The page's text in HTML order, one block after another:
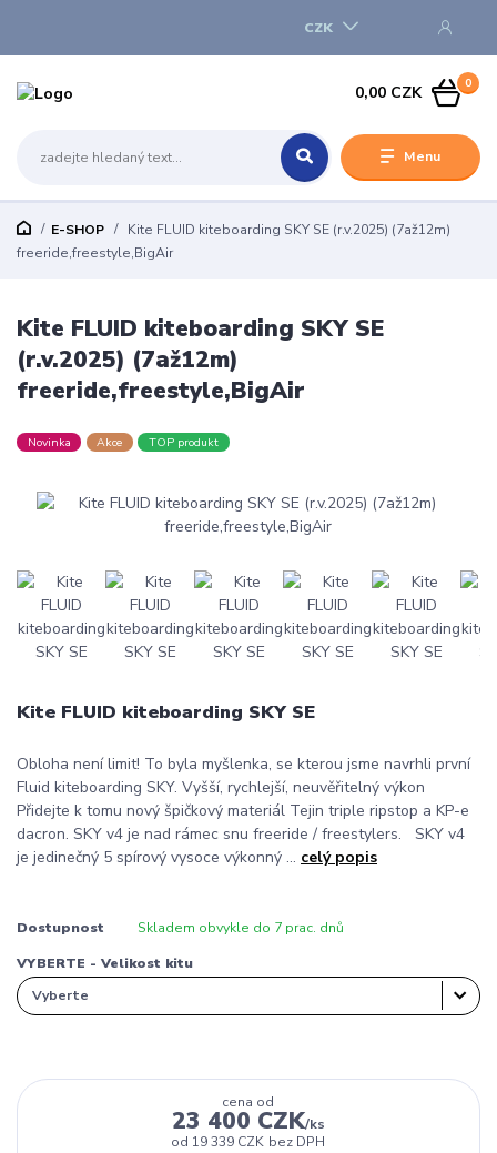
Menu
CZK
0
0,00 CZK
E-SHOP
Kite FLUID kiteboarding SKY SE (r.v.2025) (7až12m)
freeride,freestyle,BigAir
Kite FLUID kiteboarding SKY SE
(r.v.2025) (7až12m)
freeride,freestyle,BigAir
Novinka Akce TOP produkt
Kite FLUID kiteboarding SKY SE
Obloha není limit! To byla myšlenka, se kterou jsme navrhli první
Fluid kiteboarding SKY. Vyšší, rychlejší, neuvěřitelný výkon
Přidejte k tomu nový špičkový materiál Tejin triple ripstop a KP-e
dacron. SKY v4 je nad rámec snu freeride / freestylers. SKY v4
je jedinečný 5 spírový vysoce výkonný ... celý popis
Dostupnost Skladem obvykle do 7 prac. dnů
VYBERTE - Velikost kitu
cena od
23 400 CZK/ks
od 19 339 CZK bez DPH